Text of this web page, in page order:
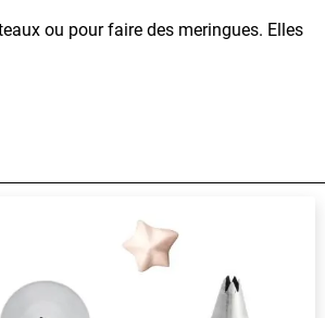
ou pour faire des meringues. Elles